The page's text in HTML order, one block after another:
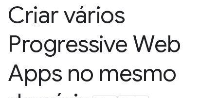
Criar vários
Progressive Web
Apps no mesmo